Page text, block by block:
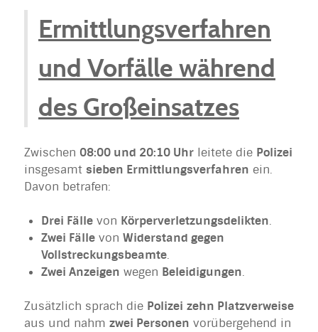
Ermittlungsverfahren
und Vorfälle während
des Großeinsatzes
Zwischen 08:00 und 20:10 Uhr leitete die Polizei
insgesamt sieben Ermittlungsverfahren ein.
Davon betrafen:
Drei Fälle von Körperverletzungsdelikten.
Zwei Fälle von Widerstand gegen
Vollstreckungsbeamte.
Zwei Anzeigen wegen Beleidigungen.
Zusätzlich sprach die Polizei zehn Platzverweise
aus und nahm zwei Personen vorübergehend in